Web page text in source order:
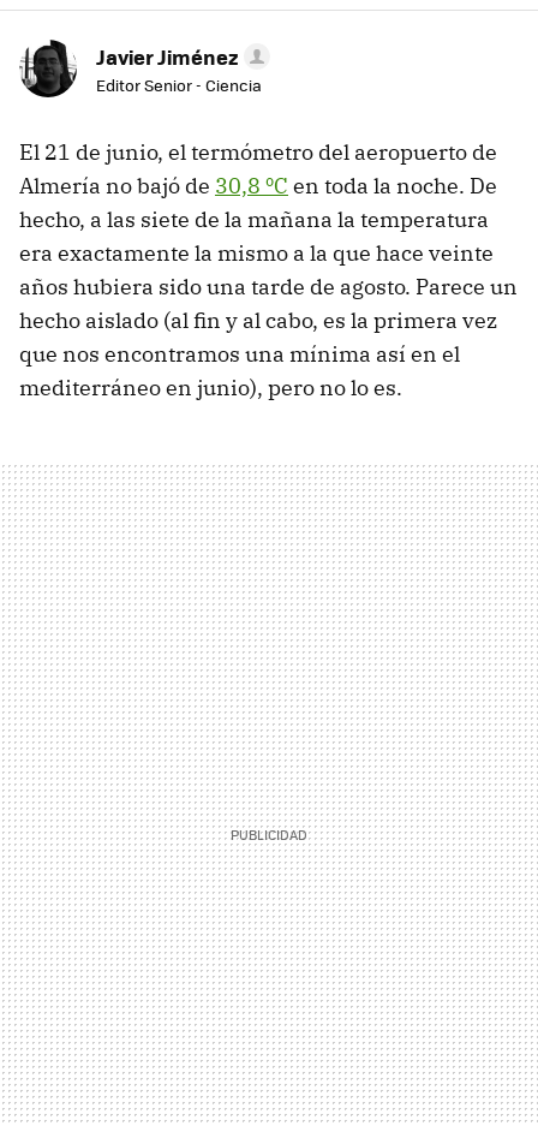
Javier Jiménez
Editor Senior - Ciencia
El 21 de junio, el termómetro del aeropuerto de
Almería no bajó de 30,8 ºC en toda la noche. De
hecho, a las siete de la mañana la temperatura
era exactamente la mismo a la que hace veinte
años hubiera sido una tarde de agosto. Parece un
hecho aislado (al fin y al cabo, es la primera vez
que nos encontramos una mínima así en el
mediterráneo en junio), pero no lo es.